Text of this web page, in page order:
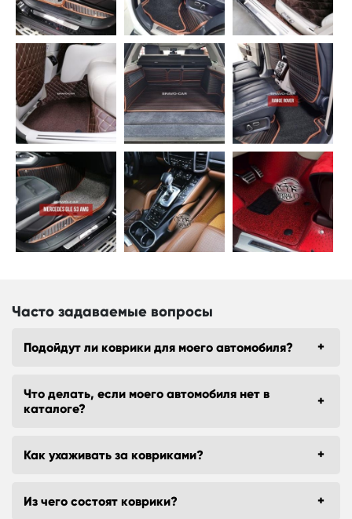
Часто задаваемые вопросы
Подойдут ли коврики для моего автомобиля?
Что делать, если моего автомобиля нет в
каталоге?
Как ухаживать за ковриками?
Из чего состоят коврики?